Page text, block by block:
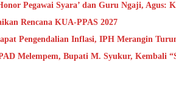
Pegawai Syara’ dan Guru Ngaji, Agus:
Rencana KUA-PPAS 2027
Pengendalian Inflasi, IPH Merangin
Melempem, Bupati M. Syukur, Kembali